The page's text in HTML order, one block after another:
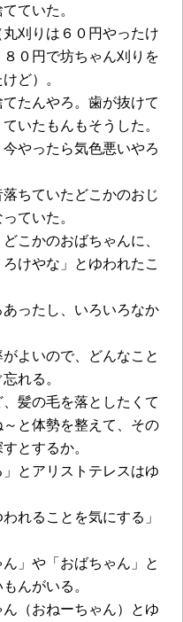
ていた。
刈りは６０円やったけ
０円で坊ちゃん刈りを
ど）。
たんやろ。歯が抜けて
いたもんもそうした。
やったら気色悪いやろ
ちていたどこかのおじ
ていた。
こかのおばちゃんに、
けやな」とゆわれたこ
ったし、いろいろなか
よいので、どんなこと
れる。
髪の毛を落としたくて
と体勢を整えて、その
とするか。
」とアリストテレスはゆ
れることを気にする」
」や「おばちゃん」と
んがいる。
（おねーちゃん）とゆ